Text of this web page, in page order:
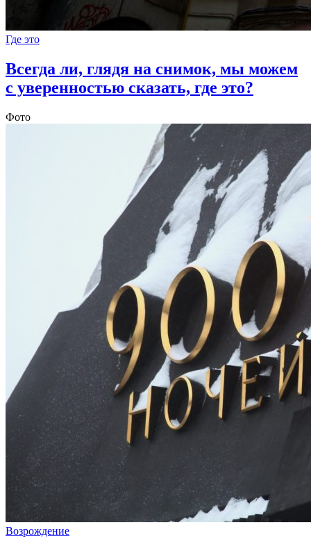
Где это
Всегда ли, глядя на снимок, мы можем
с уверенностью сказать, где это?
Фото
Возрождение